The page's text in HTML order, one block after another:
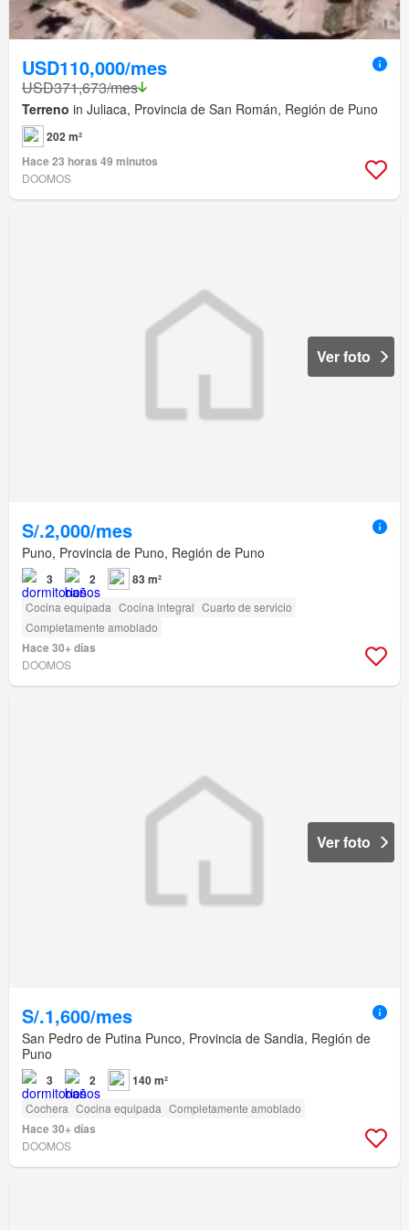
USD110,000/mes
USD371,673/mes
Terreno in Juliaca, Provincia de San Román, Región de Puno
202 m²
Hace 23 horas 49 minutos
DOOMOS
Ver foto
S/.2,000/mes
Puno, Provincia de Puno, Región de Puno
3 2 83 m²
Cocina equipada Cocina integral Cuarto de servicio
Completamente amoblado
Hace 30+ días
DOOMOS
Ver foto
S/.1,600/mes
San Pedro de Putina Punco, Provincia de Sandia, Región de
Puno
3 2 140 m²
Cochera Cocina equipada Completamente amoblado
Hace 30+ días
DOOMOS